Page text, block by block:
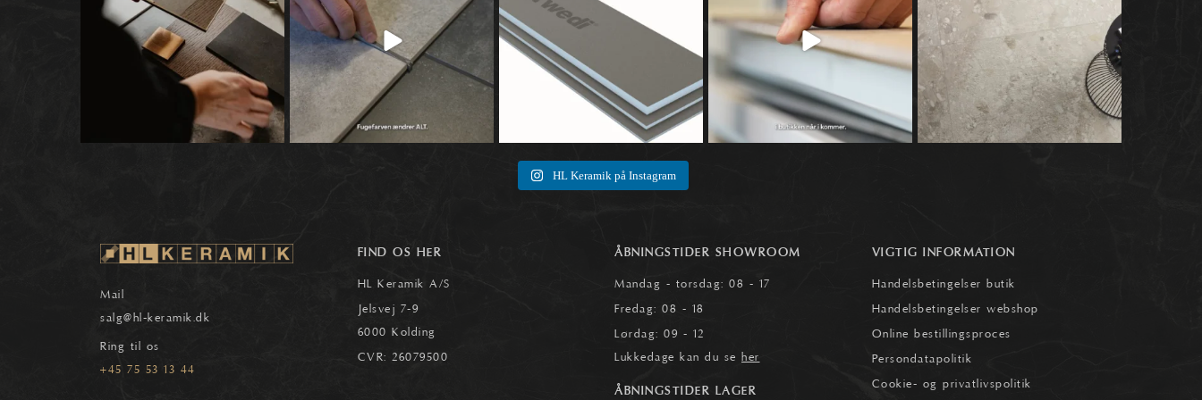
HL Keramik på Instagram
Mail
salg@hl-keramik.dk
Ring til os
+45 75 53 13 44
FIND OS HER
HL Keramik A/S
Jelsvej 7-9
6000 Kolding
CVR: 26079500
ÅBNINGSTIDER SHOWROOM
Mandag - torsdag: 08 - 17
Fredag: 08 - 18
Lørdag: 09 - 12
Lukkedage kan du se her
ÅBNINGSTIDER LAGER
VIGTIG INFORMATION
Handelsbetingelser butik
Handelsbetingelser webshop
Online bestillingsproces
Persondatapolitik
Cookie- og privatlivspolitik